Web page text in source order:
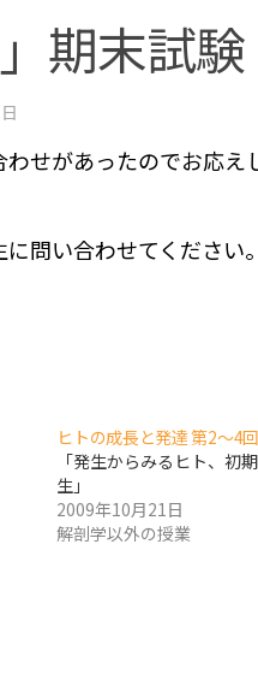
期末試験
せがあったのでお応え
問い合わせてくださ
ヒトの成長と発達 第2〜4回
「発生からみるヒト、初
生」
2009年10月21日
解剖学以外の授業